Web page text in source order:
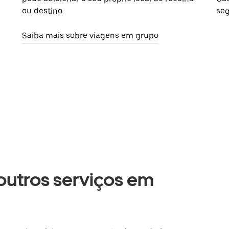
ou destino.
Saiba mais sobre viagens em grupo
serviços em